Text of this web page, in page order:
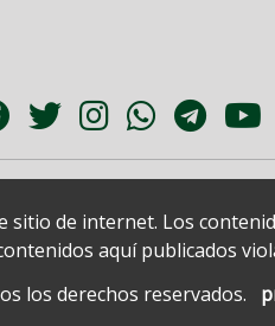
de internet. Los
aquí publicados
los derechos reservados.